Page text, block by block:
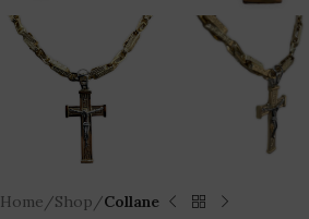
Home Shop Collane